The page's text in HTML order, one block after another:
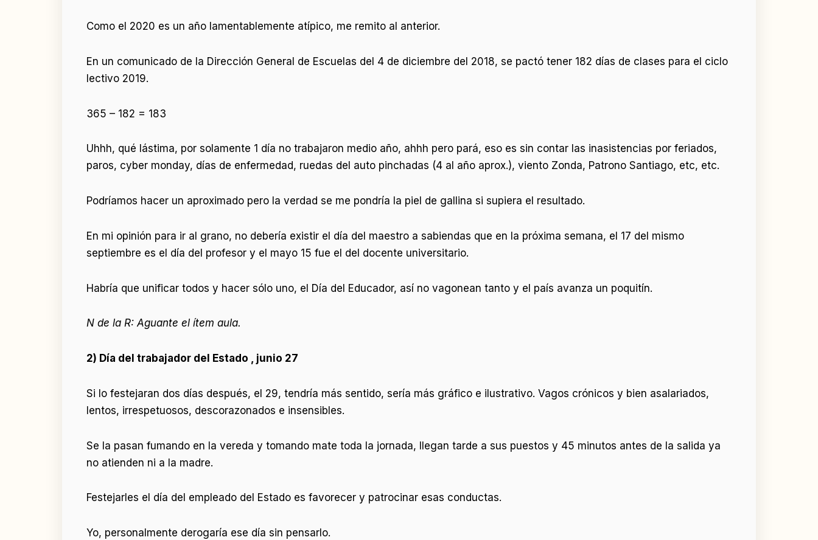
Como el 2020 es un año lamentablemente atípico, me remito al anterior.
En un comunicado de la Dirección General de Escuelas del 4 de diciembre del 2018, se pactó tener 182 días de clases para el ciclo
lectivo 2019.
365 – 182 = 183
Uhhh, qué lástima, por solamente 1 día no trabajaron medio año, ahhh pero pará, eso es sin contar las inasistencias por feriados,
paros, cyber monday, días de enfermedad, ruedas del auto pinchadas (4 al año aprox.), viento Zonda, Patrono Santiago, etc, etc.
Podríamos hacer un aproximado pero la verdad se me pondría la piel de gallina si supiera el resultado.
En mi opinión para ir al grano, no debería existir el día del maestro a sabiendas que en la próxima semana, el 17 del mismo
septiembre es el día del profesor y el mayo 15 fue el del docente universitario.
Habría que unificar todos y hacer sólo uno, el Día del Educador, así no vagonean tanto y el país avanza un poquitín.
N de la R: Aguante el ítem aula.
2) Día del trabajador del Estado , junio 27
Si lo festejaran dos días después, el 29, tendría más sentido, sería más gráfico e ilustrativo. Vagos crónicos y bien asalariados,
lentos, irrespetuosos, descorazonados e insensibles.
Se la pasan fumando en la vereda y tomando mate toda la jornada, llegan tarde a sus puestos y 45 minutos antes de la salida ya
no atienden ni a la madre.
Festejarles el día del empleado del Estado es favorecer y patrocinar esas conductas.
Yo, personalmente derogaría ese día sin pensarlo.